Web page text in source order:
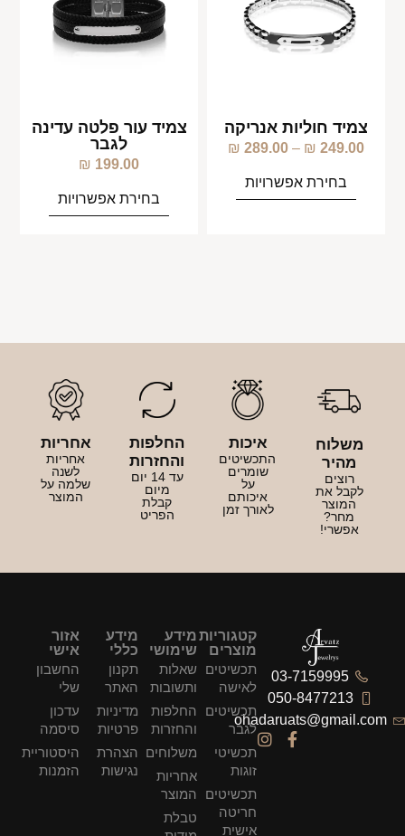
צמיד חוליות אנריקה
249.00
₪
–
289.00
₪
בחירת אפשרויות
צמיד עור פלטה עדינה
לגבר
199.00
₪
בחירת אפשרויות
משלוח
מהיר
רוצים
לקבל את
המוצר
מחר?
אפשרי!
איכות
התכשיטים
שומרים
על
איכותם
לאורך זמן
החלפות
והחזרות
עד 14 יום
מיום
קבלת
הפריט
אחריות
אחריות
לשנה
שלמה על
המוצר
03-7159995
050-8477213
ohadaruats@gmail.com
קטגוריות
מוצרים
תכשיטים
לאישה
תכשיטים
לגבר
תכשיטי
זוגות
תכשיטים
חריטה
אישית
מידע
שימושי
שאלות
ותשובות
החלפות
והחזרות
משלוחים
אחריות
המוצר
טבלת
מידע
כללי
תקנון
האתר
מדיניות
פרטיות
הצהרת
נגישות
אזור
אישי
החשבון
שלי
עדכון
סיסמה
היסטוריית
הזמנות